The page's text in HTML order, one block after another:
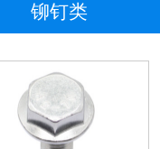
铆钉类